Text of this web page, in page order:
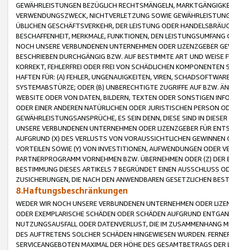
GEWÄHRLEISTUNGEN BEZÜGLICH RECHTSMÄNGELN,
VERWENDUNGSZWECK, NICHTVERLETZUNG SOWIE
ÜBLICHEN GESCHÄFTSVERKEHR, DER LEISTUNG ODER
BESCHAFFENHEIT, MERKMALE, FUNKTIONEN, DEN
NOCH UNSERE VERBUNDENEN UNTERNEHMEN ODER LIZENZGEBER
BESCHRIEBEN DURCHGÄNGIG BZW. AUF BESTIMMTE ART UND
KORREKT, FEHLERFREI ODER FREI VON SCHÄDLICHEN
HAFTEN FÜR: (A) FEHLER, UNGENAUIGKEITEN, VIREN,
SYSTEMABSTÜRZE; ODER (B) UNBERECHTIGTE ZUGRIFFE AUF BZW.
WEBSITE ODER VON DATEN, BILDERN, TEXTEN ODER SONSTIGEN
ODER EINER ANDEREN NATÜRLICHEN ODER JURISTISCHEN PERSON
GEWÄHRLEISTUNGSANSPRÜCHE, ES SEIN DENN, DIESE SIND IN
UNSERE VERBUNDENEN UNTERNEHMEN ODER LIZENZGEBER FÜR
AUFGRUND (X) DES VERLUSTS VON VORAUSSICHTLICHEN
VORTEILEN SOWIE (Y) VON INVESTITIONEN, AUFWENDUNGEN ODER
PARTNERPROGRAMM VORNEHMEN BZW. ÜBERNEHMEN ODER (Z)
BESTIMMUNG DIESES ARTIKELS 7 BEGRÜNDET EINEN AUSSCHLUSS
ZUSICHERUNGEN, DIE NACH DEN ANWENDBAREN GESETZLICHEN
8.Haftungsbeschränkungen
WEDER WIR NOCH UNSERE VERBUNDENEN UNTERNEHMEN ODER
ODER EXEMPLARISCHE SCHÄDEN ODER SCHÄDEN AUFGRUND
NUTZUNGSAUSFALL ODER DATENVERLUST, DIE IM ZUSAMMENHANG
DES AUFTRETENS SOLCHER SCHÄDEN HINGEWIESEN WURDEN.
SERVICEANGEBOTEN MAXIMAL DER HÖHE DES GESAMTBETRAGS